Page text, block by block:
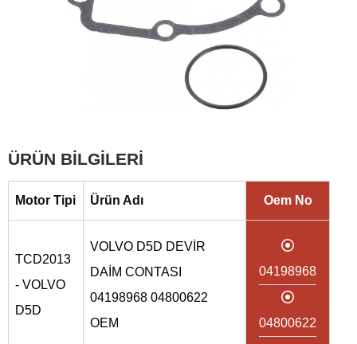
ÜRÜN BİLGİLERİ
Motor Tipi Ürün Adı Oem No
TCD2013
- VOLVO
D5D
VOLVO D5D DEVİR
DAİM CONTASI
04198968 04800622
OEM
04198968
04800622